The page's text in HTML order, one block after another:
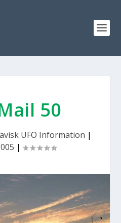
50
UFO Information |
|